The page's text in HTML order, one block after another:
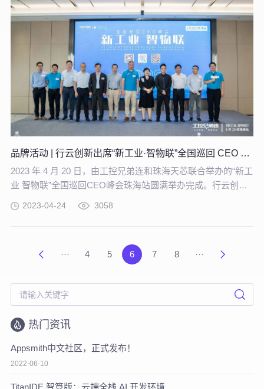
品牌活动 | 行云创新出席“新工业·智物联”全国巡回 CEO 峰会
2023 年 4 月 20 日，由工控兄弟连和珠海天芯联合举办的“新工
业 智物联”全国巡回CEO峰会珠海站圆满举办完成。行云创新
题为“IT + OT 融合，为数字化转型提供源动力”的主题演讲。
2023-04-24 3058
··· 4 5 6 7 8 ···
热门资讯
Appsmith中文社区，正式发布！
2022-06-10
TitanIDE 智算版：云端全栈 AI 开发环境